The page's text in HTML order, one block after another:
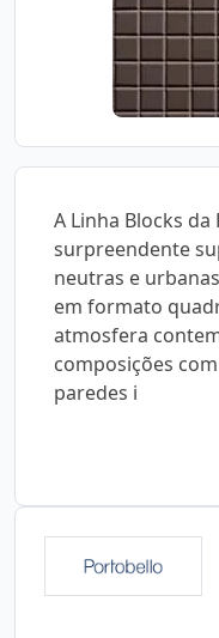
A Linha Blocks
surpreendente
neutras e
em formato
atmosfera
composições
paredes i